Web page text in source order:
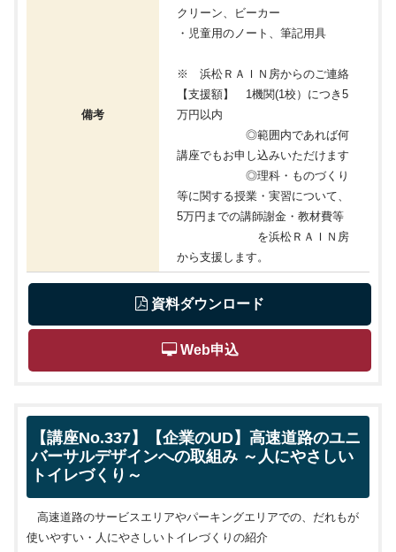
備考
クリーン、ビーカー
・児童用のノート、筆記用具
※ 浜松ＲＡＩＮ房からのご連絡
【支援額】 1機関(1校）につき5
万円以内
◎範囲内であれば何
講座でもお申し込みいただけます
◎理科・ものづくり
等に関する授業・実習について、
5万円までの講師謝金・教材費等
を浜松ＲＡＩＮ房
から支援します。
資料ダウンロード
Web申込
【講座No.337】【企業のUD】高速道路のユニ
バーサルデザインへの取組み ～人にやさしい
トイレづくり～
高速道路のサービスエリアやパーキングエリアでの、だれもが
使いやすい・人にやさしいトイレづくりの紹介